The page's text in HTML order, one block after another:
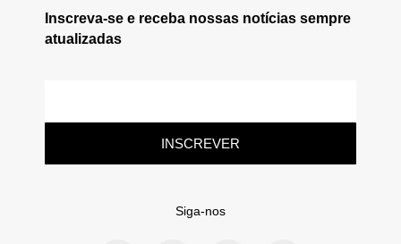
Inscreva-se e receba nossas notícias sempre
atualizadas
INSCREVER
Siga-nos